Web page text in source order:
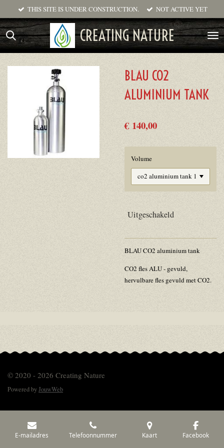
direct
naar
de
CREATING NATURE
THIS SITE IS UNDER CONSTRUCTION. NOT ACTIVE YET
BLAU CO2
ALUMINIUM TANK
€ 140,00
Volume
Uitgeschakeld
BLAU CO2 aluminium tank
CO2 fles ALU - gevuld,
hervulbare fles gevuld met CO2.
© 2020 - 2026 Creating Nature
Powered byJouwWeb
E-mailadres Telefoonnummer Kaart Facebook